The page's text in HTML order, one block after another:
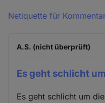
Netiquette für
A.S. (nicht überprüft)
Es geht schlicht
Es geht schlicht um